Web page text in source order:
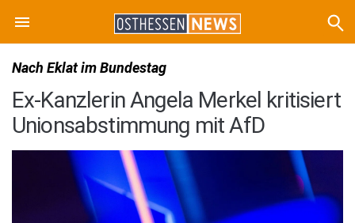
Nach Eklat im Bundestag
Ex-Kanzlerin Angela Merkel kritisiert
Unionsabstimmung mit AfD